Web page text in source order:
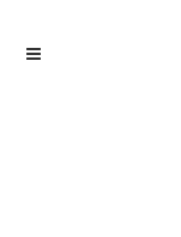
Skip
Skip